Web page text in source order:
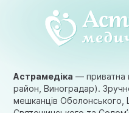
Астрамедіка — приватна
район, Виноградар).
мешканців Оболонського,